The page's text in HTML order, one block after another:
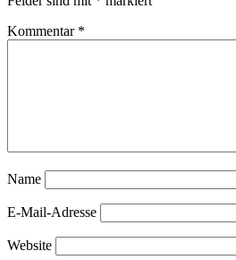
Kommentar *
Name
E-Mail-Adresse
Website